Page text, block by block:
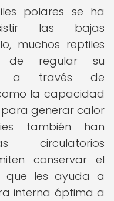
polares se ha
las bajas
muchos reptiles
de regular su
a través de
la capacidad
generar calor
también han
circulatorios
conservar el
que les ayuda a
interna óptima a